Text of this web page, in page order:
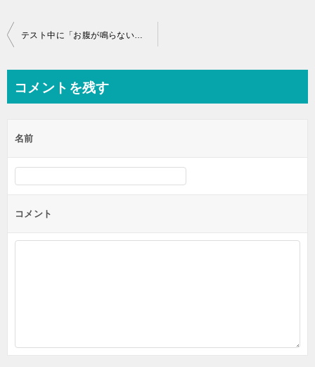
投
ビ
ー
シ
ン
テスト中に「お腹が鳴らない」食べ物・方法まとめ！
コメントを残す
名前
コメント